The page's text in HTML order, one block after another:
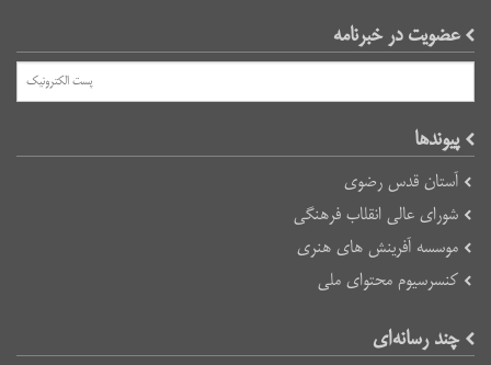
عضویت در خبرنامه
پیوند‌ها
آستان قدس رضوی
شورای عالی انقلاب فرهنگی
موسسه آفرینش های هنری
کنسرسیوم محتوای ملی
چند رسانه‌ای